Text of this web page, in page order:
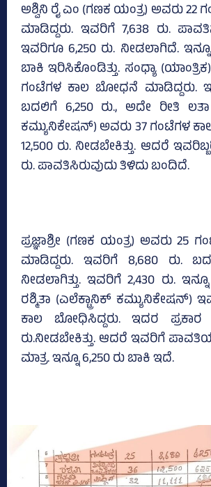
ಅಶ್ವಿನಿ ರೈ ಎಂ (ಗಣಕ ಯಂತ್ರ) ಅವರು 22
ಮಾಡಿದ್ದರು. ಇವರಿಗೆ 7,638 ರು.
ಇವರಿಗೂ 6,250 ರು. ನೀಡಲಾಗಿದೆ. ಇನ್ನೂ
ಬಾಕಿ ಇರಿಸಿಕೊಂಡಿತ್ತು. ಸಂಧ್ಯಾ
ಗಂಟೆಗಳ ಕಾಲ ಬೋಧನೆ ಮಾಡಿದ್ದರು.
ಬದಲಿಗೆ 6,250 ರು., ಅದೇ ರೀತಿ
ಕಮ್ಯುನಿಕೇಷನ್‌) ಅವರು 37 ಗಂಟೆಗಳ
12,500 ರು. ನೀಡಬೇಕಿತ್ತು. ಆದರೆ
ರು. ಪಾವತಿಸಿರುವುದು ತಿಳಿದು ಬಂದಿದೆ.
ಪ್ರಜ್ಞಾಶ್ರೀ (ಗಣಕ ಯಂತ್ರ) ಅವರು 25
ಮಾಡಿದ್ದರು. ಇವರಿಗೆ 8,680 ರು.
ನೀಡಲಾಗಿತ್ತು. ಇವರಿಗೆ 2,430 ರು.
ರಶ್ಮಿತಾ (ಎಲೆಕ್ಟ್ರಾನಿಕ್‌ ಕಮ್ಯುನಿಕೇ‍ಷನ್‌)
ಕಾಲ ಬೋಧಿಸಿದ್ದರು. ಇದರ ಪ್ರಕಾರ
ರು.ನೀಡಬೇಕಿತ್ತು. ಆದರೆ ಇವರಿಗೆ
ಮಾತ್ರ. ಇನ್ನೂ 6,250 ರು ಬಾಕಿ ಇದೆ.